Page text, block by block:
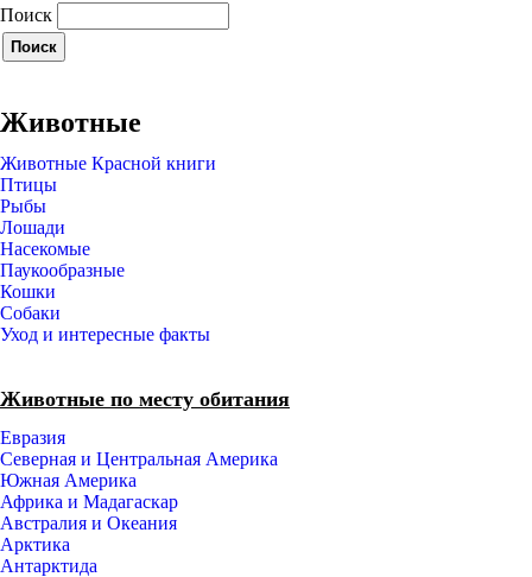
Поиск
Животные
Животные Красной книги
Птицы
Рыбы
Лошади
Насекомые
Паукообразные
Кошки
Собаки
Уход и интересные факты
Животные по месту обитания
Евразия
Северная и Центральная Америка
Южная Америка
Африка и Мадагаскар
Австралия и Океания
Арктика
Антарктида